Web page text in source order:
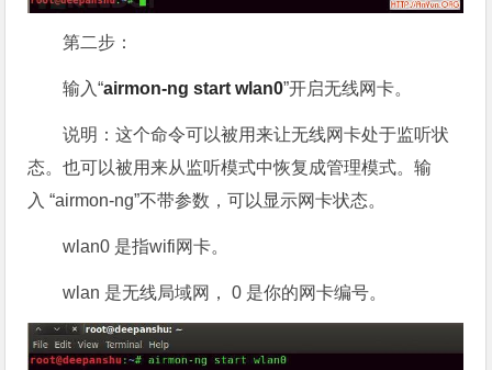
第二步：
输入“airmon-ng start wlan0”开启无线网卡。
说明：这个命令可以被用来让无线网卡处于监听状
态。也可以被用来从监听模式中恢复成管理模式。输
入 “airmon-ng”不带参数，可以显示网卡状态。
wlan0 是指wifi网卡。
wlan 是无线局域网， 0 是你的网卡编号。